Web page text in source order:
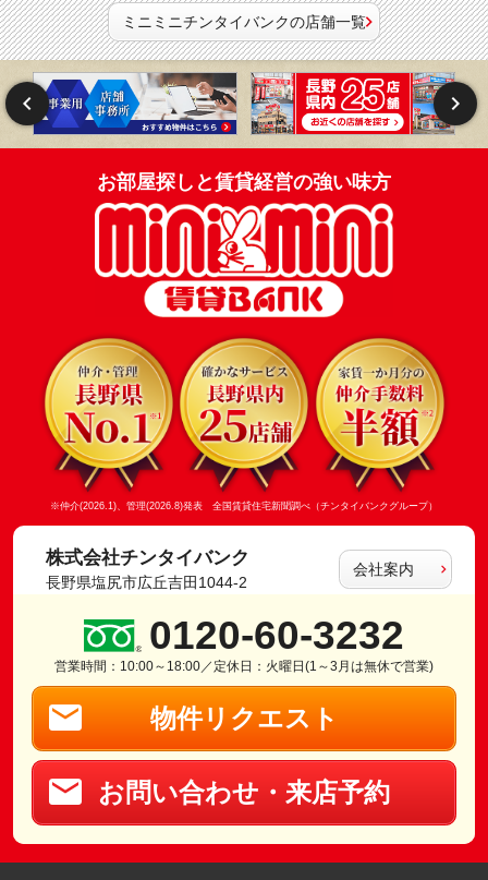
ミニミニチンタイバンクの店舗一覧
お部屋探しと賃貸経営の強い味方
※仲介(2026.1)、管理(2026.8)発表 全国賃貸住宅新聞調べ（チンタイバンクグループ）
株式会社チンタイバンク
長野県塩尻市広丘吉田1044-2
会社案内
0120-60-3232
営業時間：10:00～18:00／定休日：火曜日(1～3月は無休で営業)
物件リクエスト
お問い合わせ・来店予約